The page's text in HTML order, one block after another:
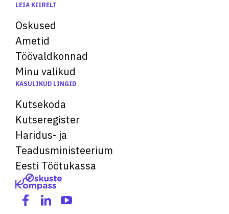
LEIA KIIRELT
Oskused
Ametid
Töövaldkonnad
Minu valikud
KASULIKUD LINGID
Kutsekoda
Kutseregister
Haridus- ja
Teadusministeerium
Eesti Töötukassa